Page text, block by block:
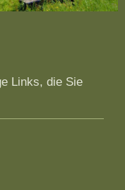
Links, die Sie